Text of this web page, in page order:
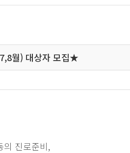
월) 대상자 모집★
진로준비 ,